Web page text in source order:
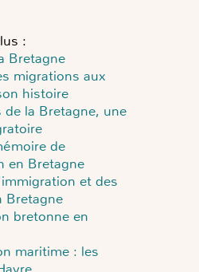
:
Bretagne
migrations aux
histoire
la Bretagne, une
de
en Bretagne
et des
Bretagne
bretonne en
maritime : les